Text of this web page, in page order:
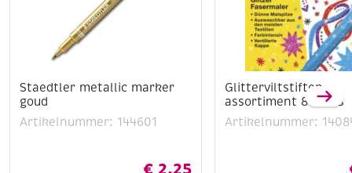
Staedtler metallic marker
goud
Artikelnummer: 144601
€ 2,25
Glitterviltstiften,
assortiment 8 stuks
Artikelnummer: